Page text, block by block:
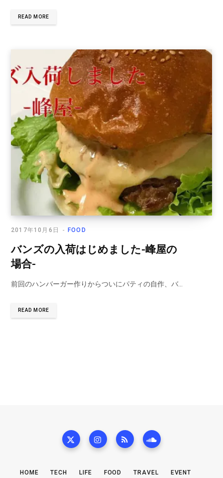
READ MORE
FOOD
2017年10月6日
バンズの入荷はじめました-峰屋の
場合-
前回のハンバーガー作りからついにパティの自作、バ…
READ MORE
HOME TECH LIFE FOOD TRAVEL EVENT